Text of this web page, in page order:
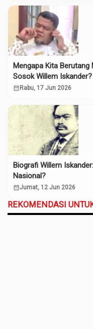
Mengapa Kita
Sosok Willem Iskander?
calendar_month Rabu, 17 Jun 2026
Biografi Willem
Nasional?
calendar_monthJumat, 12 Jun 2026
REKOMENDASI